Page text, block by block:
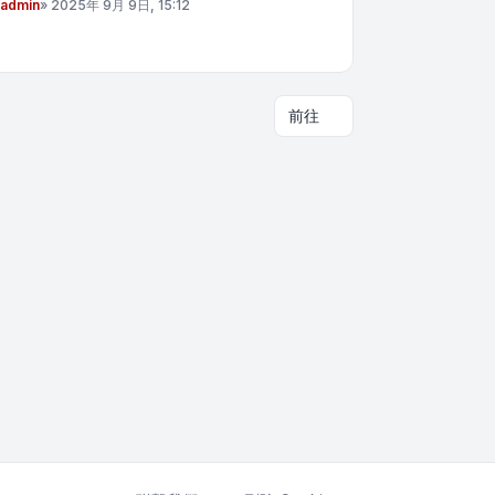
admin» 2025年 9月 9日, 15:12
前往